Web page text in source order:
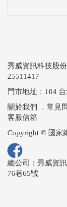
秀威資訊科技股
25511417
門市地址：104
關於我們 ． 常見
客服信箱
Copyright © 國家
總公司：秀威資
76巷65號